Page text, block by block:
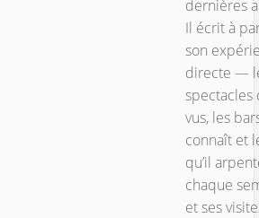
dernières
Il écrit à
son
directe —
spectacles
vus, les
connaît et
qu’il
chaque
et ses